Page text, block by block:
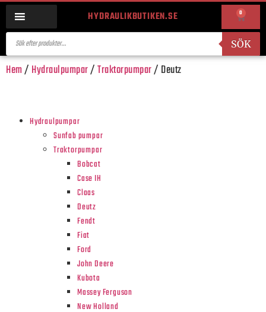
HYDRAULIKBUTIKEN.SE 0
SÖK
Hem/ Hydraulpumpar/Traktorpumpar/ Deutz
Hydraulpumpar
Sunfab pumpar
Traktorpumpar
Bobcat
Case IH
Claas
Deutz
Fendt
Fiat
Ford
John Deere
Kubota
Massey Ferguson
New Holland